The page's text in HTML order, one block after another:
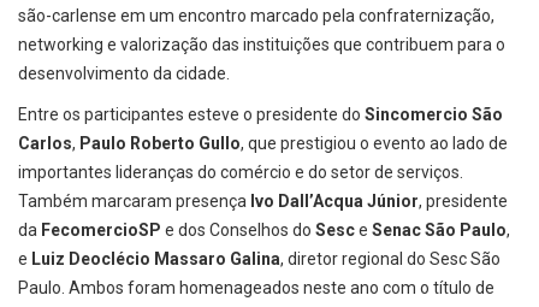
são-carlense em um encontro marcado pela confraternização,
networking e valorização das instituições que contribuem para o
desenvolvimento da cidade.
Entre os participantes esteve o presidente do Sincomercio São
Carlos, Paulo Roberto Gullo, que prestigiou o evento ao lado de
importantes lideranças do comércio e do setor de serviços.
Também marcaram presença Ivo Dall’Acqua Júnior, presidente
da FecomercioSP e dos Conselhos do Sesce Senac São Paulo,
e Luiz Deoclécio Massaro Galina, diretor regional do Sesc São
Paulo. Ambos foram homenageados neste ano com o título de